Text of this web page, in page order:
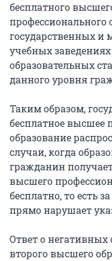
бесплатного
профессионального
государственных
учебных
образовательных
данного уровня
Таким образом,
бесплатное высшее
образование
случаи, когда
гражданин
высшего
бесплатно, то есть
прямо нарушает
Ответ о негативных
второго высшего